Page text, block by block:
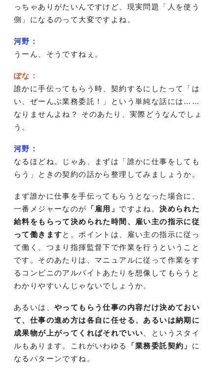
っちゃありがたいんですけど、現実問題「人を使う
側」になるのって大変ですよね。
河野：
うーん、そうですねぇ。
ぽな：
誰かに手伝ってもらう時、契約するにしたって「は
い、ぜーんぶ業務委託！」という単純な話には……
なりませんよね？ そのあたり、実際どうなんでしょ
う。
河野：
なるほどね。じゃあ、まずは「誰かに仕事をしても
らう」ときの契約の話から整理してみましょうか。
まず誰かに仕事を手伝ってもらうとなった場合に、
一番メジャーなのが 「雇用」 ですよね。決められた
給料をもらって決められた時間、雇い主の指示に従
って働きますと。ポイントは、雇い主の指示に従っ
て働く、つまり指揮監督下で作業を行うということ
です。そのあたりは、マニュアルに従って作業をす
るコンビニのアルバイトあたりを想像してもらうと
わかりやすいんじゃないでしょうか。
あるいは、 やってもらう仕事の内容だけ決めておい
て、仕事の進め方は各自に任せる、あるいは納期に
成果物が上がってくればそれでいい 、というスタイ
ルもあります。これがいわゆる
「業務委託契約」 に
なるパターンですね。